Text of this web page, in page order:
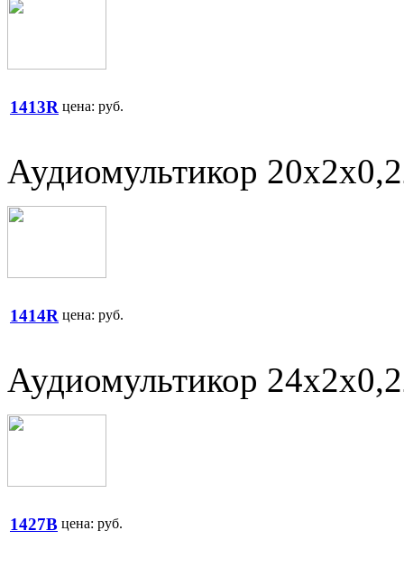
1413R цена: руб.
Аудиомультикор
1414R цена: руб.
Аудиомультикор
1427B цена: руб.